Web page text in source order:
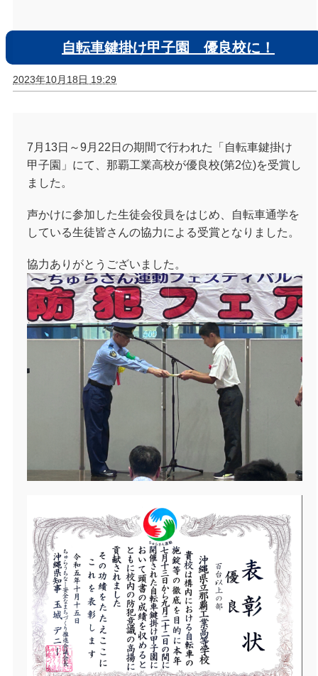
自転車鍵掛け甲子園 優良校に！
2023年10月18日 19:29
7月13日～9月22日の期間で行われた「自転車鍵掛け
甲子園」にて、那覇工業高校が優良校(第2位)を受賞し
ました。
声かけに参加した生徒会役員をはじめ、自転車通学を
している生徒皆さんの協力による受賞となりました。
協力ありがとうございました。